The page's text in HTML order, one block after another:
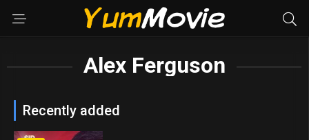
Alex Ferguson
Recently added